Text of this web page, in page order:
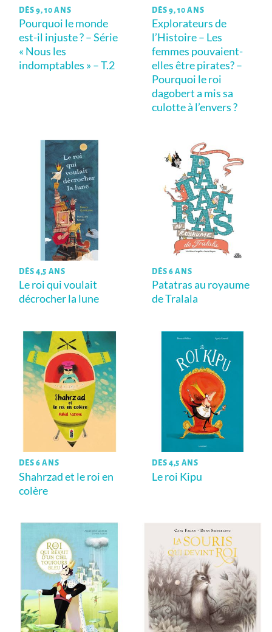
DÈS 9, 10 ANS
Pourquoi le monde
est-il injuste ? – Série
« Nous les
indomptables » – T.2
DÈS 9, 10 ANS
Explorateurs de
l’Histoire – Les
femmes pouvaient-
elles être pirates? –
Pourquoi le roi
dagobert a mis sa
culotte à l’envers ?
DÈS 4,5 ANS
Le roi qui voulait
décrocher la lune
DÈS 6 ANS
Patatras au royaume
de Tralala
DÈS 6 ANS
Shahrzad et le roi en
colère
DÈS 4,5 ANS
Le roi Kipu